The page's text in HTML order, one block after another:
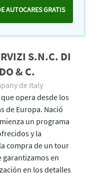
AUTOCARES GRATIS
S.N.C. DI
& C.
de Italy
opera desde los
de Europa. Nació
un programa
y la
compra de un tour
garantizamos en
en los detalles